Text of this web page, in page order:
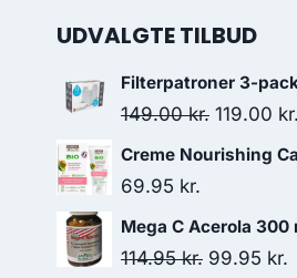
UDVALGTE TILBUD
Filterpatroner 3-
149.00kr. Den
149.00 kr..
119.00 kr.
Creme Nourishing
69.95 kr.
Mega C Acerola 300
114.95kr. Den
99.95 kr.